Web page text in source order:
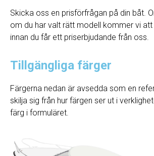
Skicka oss en prisförfrågan på din båt.
om du har valt rätt modell kommer vi
innan du får ett priserbjudande från oss.
Tillgängliga färger
Färgerna nedan är avsedda som en
skilja sig från hur färgen ser ut i
färg i formuläret.